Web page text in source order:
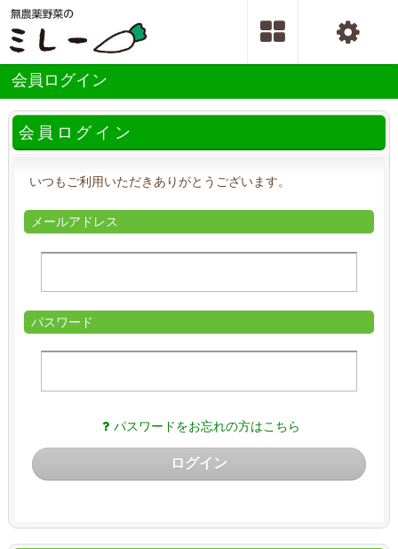
会員ログイン
会員ログイン
いつもご利用いただきありがとうございます。
メールアドレス
パスワード
パスワードをお忘れの方はこちら
ログイン